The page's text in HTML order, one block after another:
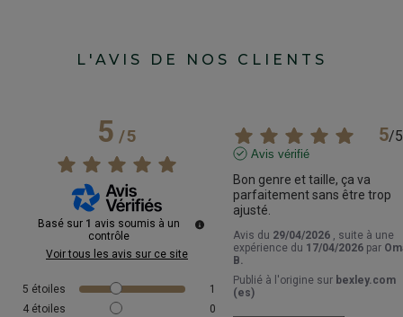
L'AVIS DE NOS CLIENTS
5/5
Basé sur 1 avis soumis à un
contrôle
Voir tous les avis sur ce site
5 étoiles
1
4 étoiles
0
5/5
Avis vérifié
Bon genre et taille, ça va
parfaitement sans être trop
ajusté.
Avis du 29/04/2026 , suite à une
expérience du 17/04/2026 par
B.
Publié à l'origine sur bexley.com
(es)